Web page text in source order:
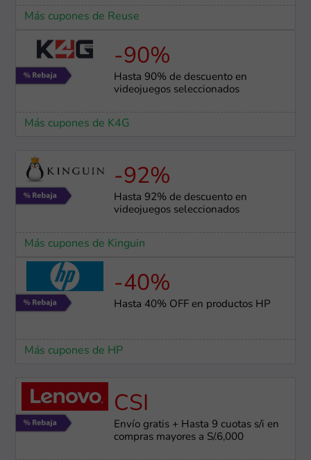
Más cupones de Reuse
-90%
Hasta 90% de descuento en
videojuegos seleccionados
Más cupones de K4G
-92%
Hasta 92% de descuento en
videojuegos seleccionados
Más cupones de Kinguin
-40%
Hasta 40% OFF en productos HP
Más cupones de HP
CSI
Envío gratis + Hasta 9 cuotas s/i en
compras mayores a S/.6,000